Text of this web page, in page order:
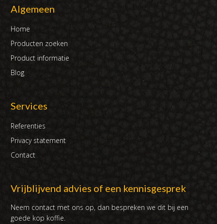
Algemeen
Home
Producten zoeken
Product informatie
Blog
Services
Referenties
Privacy statement
Contact
Vrijblijvend advies of een kennisgesprek
Neem contact met ons op, dan bespreken we dit bij een
goede kop koffie.